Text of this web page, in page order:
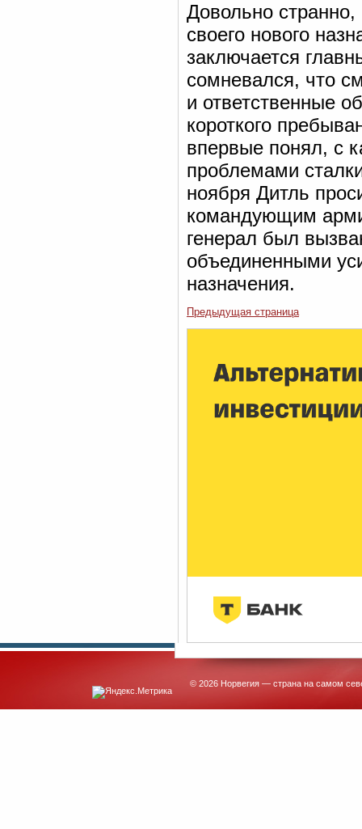
Довольно странно,
своего нового
заключается
сомневался, что
и ответственные
короткого
впервые понял, с
проблемами
ноября Дитль
командующим
генерал был
объединенными
назначения.
Предыдущая страница
© 2026 Норвегия — страна на самом